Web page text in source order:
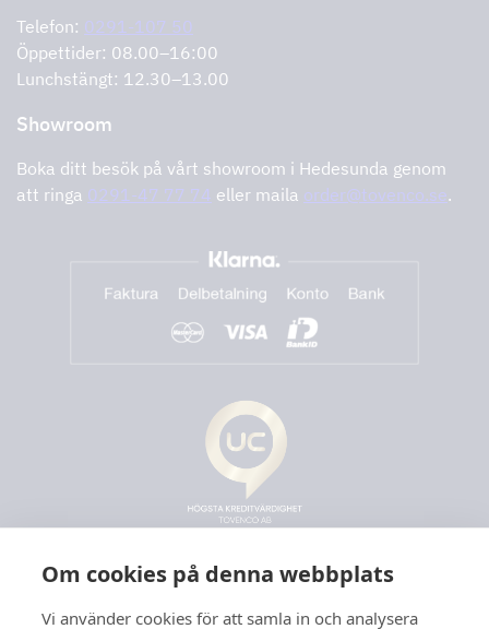
Om cookies på denna webbplats
Vi använder cookies för att samla in och analysera
Support och service
Telefon: 0291-107 50
Öppettider: 08.00–16:00
Lunchstängt: 12.30–13.00
Showroom
Boka ditt besök på vårt showroom i Hedesunda genom
att ringa 0291-47 77 74 eller maila order@tovenco.se.